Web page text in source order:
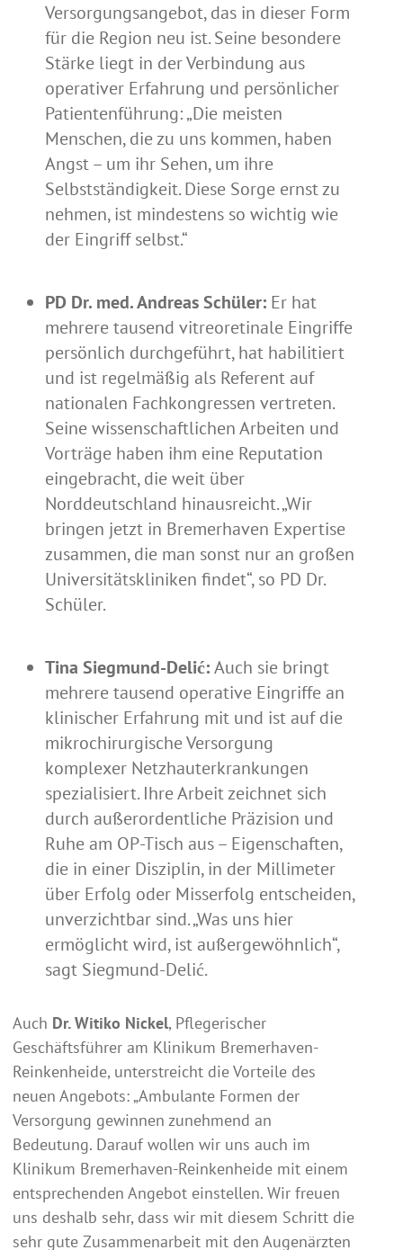
Versorgungsangebot, das in dieser Form
für die Region neu ist. Seine besondere
Stärke liegt in der Verbindung aus
operativer Erfahrung und persönlicher
Patientenführung: „Die meisten
Menschen, die zu uns kommen, haben
Angst – um ihr Sehen, um ihre
Selbstständigkeit. Diese Sorge ernst zu
nehmen, ist mindestens so wichtig wie
der Eingriff selbst.“
PD Dr. med. Andreas Schüler: Er hat
mehrere tausend vitreoretinale Eingriffe
persönlich durchgeführt, hat habilitiert
und ist regelmäßig als Referent auf
nationalen Fachkongressen vertreten.
Seine wissenschaftlichen Arbeiten und
Vorträge haben ihm eine Reputation
eingebracht, die weit über
Norddeutschland hinausreicht. „Wir
bringen jetzt in Bremerhaven Expertise
zusammen, die man sonst nur an großen
Universitätskliniken findet“, so PD Dr.
Schüler.
Tina Siegmund-Delić: Auch sie bringt
mehrere tausend operative Eingriffe an
klinischer Erfahrung mit und ist auf die
mikrochirurgische Versorgung
komplexer Netzhauterkrankungen
spezialisiert. Ihre Arbeit zeichnet sich
durch außerordentliche Präzision und
Ruhe am OP-Tisch aus – Eigenschaften,
die in einer Disziplin, in der Millimeter
über Erfolg oder Misserfolg entscheiden,
unverzichtbar sind. „Was uns hier
ermöglicht wird, ist außergewöhnlich“,
sagt Siegmund-Delić.
Auch Dr. Witiko Nickel, Pflegerischer
Geschäftsführer am Klinikum Bremerhaven-
Reinkenheide, unterstreicht die Vorteile des
neuen Angebots: „Ambulante Formen der
Versorgung gewinnen zunehmend an
Bedeutung. Darauf wollen wir uns auch im
Klinikum Bremerhaven-Reinkenheide mit einem
entsprechenden Angebot einstellen. Wir freuen
uns deshalb sehr, dass wir mit diesem Schritt die
sehr gute Zusammenarbeit mit den Augenärzten